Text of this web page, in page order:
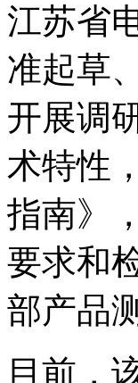
江苏省
准起草
开展调
术特性
指南》
要求和
部产品
目前，